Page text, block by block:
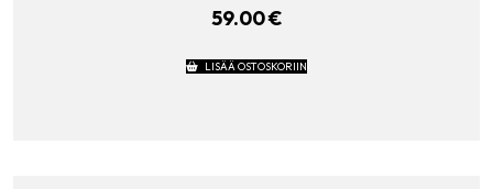
59.00€
LISÄÄ OSTOSKORIIN